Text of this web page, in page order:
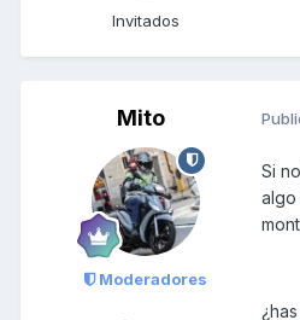
Invitados
Mito
Moderadores
Si
algo